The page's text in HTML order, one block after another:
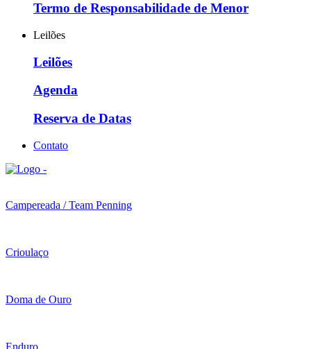
Termo de Responsabilidade de Menor
Leilões
Leilões
Agenda
Reserva de Datas
Contato
Campereada / Team Penning
Crioulaço
Doma de Ouro
Enduro